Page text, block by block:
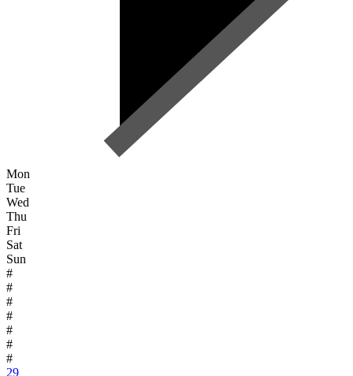
Mon
Tue
Wed
Thu
Fri
Sat
Sun
#
#
#
#
#
#
#
29